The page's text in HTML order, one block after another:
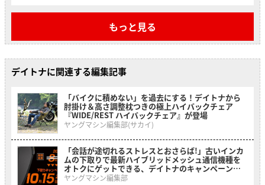
もっと見る
デイトナに関連する編集記事
「バイクに積めない」を過去にする！デイトナから
肘掛け＆高さ調整枕つきの極上ハイバックチェア
『WIDE/REST ハイバックチェア』が登場
ヤングマシン編集部(サカイ)
「会話が途切れるストレスとおさらば!」古いインカ
ムの下取りで最新ハイブリッドメッシュ通信機種を
オトクにゲットできる、デイトナのキャンペーンが
開催中
ヤングマシン編集部